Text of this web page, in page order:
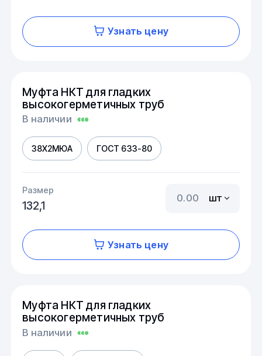
Узнать цену
Муфта НКТ для гладких
высокогерметичных труб
В наличии
38Х2МЮА ГОСТ 633-80
Размер
132,1
шт
Узнать цену
Муфта НКТ для гладких
высокогерметичных труб
В наличии